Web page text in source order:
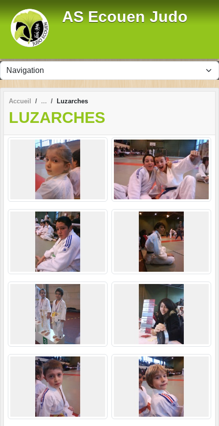
AS Ecouen Judo
Accueil Luzarches
LUZARCHES